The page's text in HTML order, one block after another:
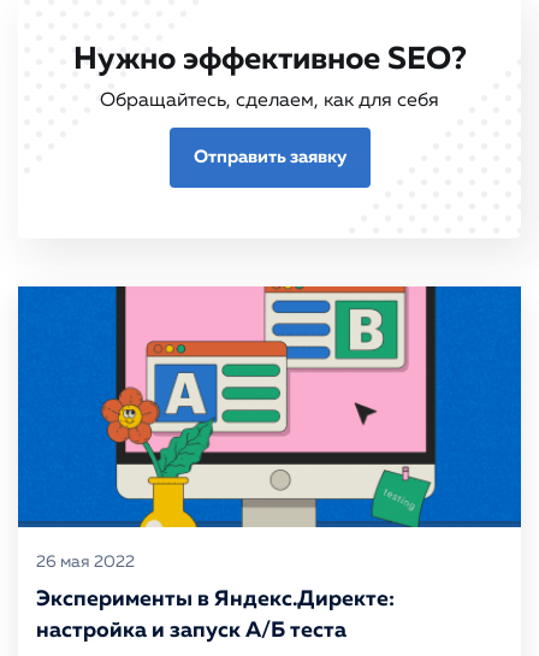
Нужно эффективное SEO?
Обращайтесь, сделаем, как для себя
Отправить заявку
26 мая 2022
Эксперименты в Яндекс.Директе:
настройка и запуск А/Б теста